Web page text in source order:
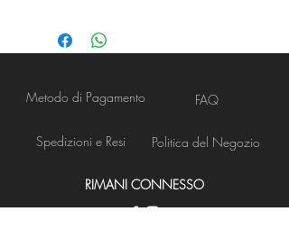
Metodo di Pagamento
Spedizioni e Resi
FAQ
Politica del Negozio
RIMANI CONNESSO